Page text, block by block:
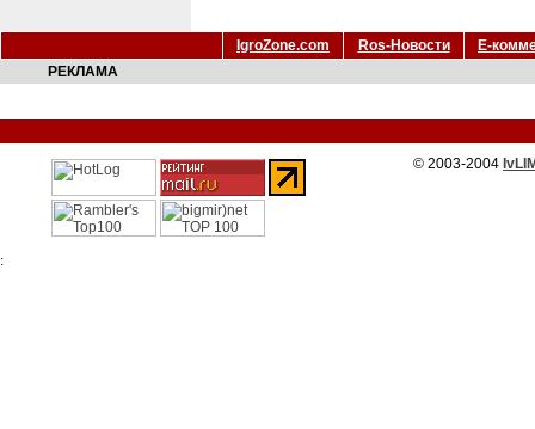
IgroZone.com Ros-Новости
Е-
РЕКЛАМА
© 2003-2004
: